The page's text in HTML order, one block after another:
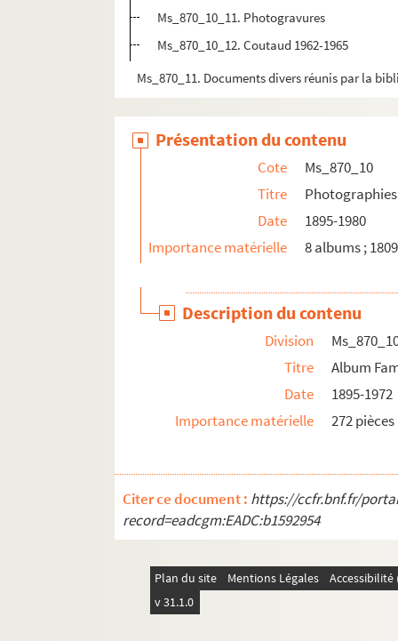
Ms_870_10_11. Photogravures
Ms_870_10_12. Coutaud 1962-1965
Ms_870_11. Documents divers réunis par la
Présentation du contenu
Cote
Ms_870_10
Titre
Date
1895-1980
Importance matérielle
8 albums ;
Description du contenu
Division
Titre
Album
Date
1895-1972
Importance matérielle
272 pièces
Citer ce document : https://ccfr.bnf.fr/
record=eadcgm:EADC:b1592954
Plan du site Mentions Légales
v 31.1.0